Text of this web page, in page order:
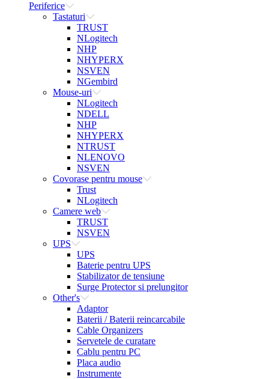
Periferice
Tastaturi
TRUST
NLogitech
NHP
NHYPERX
NSVEN
NGembird
Mouse-uri
NLogitech
NDELL
NHP
NHYPERX
NTRUST
NLENOVO
NSVEN
Covorase pentru mouse
Trust
NLogitech
Camere web
TRUST
NSVEN
UPS
UPS
Baterie pentru UPS
Stabilizator de tensiune
Surge Protector si prelungitor
Other's
Adaptor
Baterii / Baterii reincarcabile
Cable Organizers
Servetele de curatare
Cablu pentru PC
Placa audio
Instrumente